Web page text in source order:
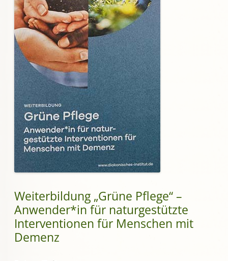
Weiterbildung „Grüne Pflege“ –
Anwender*in für naturgestützte
Interventionen für Menschen mit
Demenz